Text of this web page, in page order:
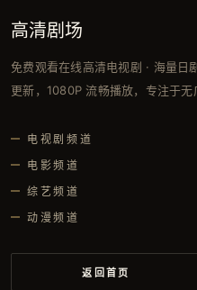
高清剧场
免费观看在线高清电视剧 · 海量日
更新，1080P 流畅播放，专注于无
电视剧频道
电影频道
综艺频道
动漫频道
返回首页